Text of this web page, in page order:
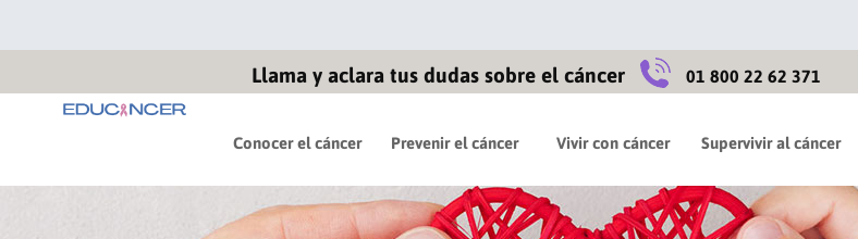
Llama y aclara tus dudas sobre el cáncer 01 800 22 62 371
Conocer el cáncer Prevenir el cáncer Vivir con cáncer Supervivir al cáncer